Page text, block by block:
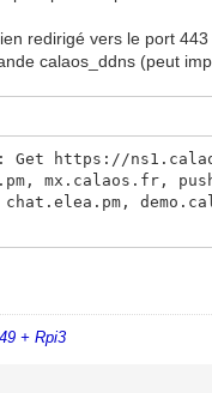
redirigé vers le port
calaos_ddns (peut
https://
mx.calaos.fr,
+ Rpi3